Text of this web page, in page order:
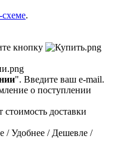
.
кнопку
". Введите ваш e-mail.
о поступлении
стоимость доставки
/ Удобнее / Дешевле /